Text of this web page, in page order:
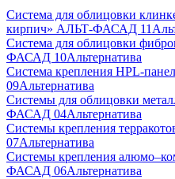
Система для облицовки
кирпич» АЛЬТ-ФАСАД 11
Система для облицовки
ФАСАД 10Альтернатива
Система крепления HPL-
09Альтернатива
Системы для облицовки
ФАСАД 04Альтернатива
Системы крепления
07Альтернатива
Cистемы крепления
ФАСАД 06Альтернатива